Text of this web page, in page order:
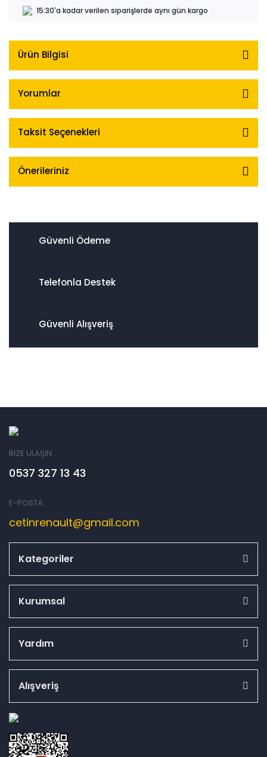
15:30'a kadar verilen siparişlerde aynı gün kargo
Ürün Bilgisi
Yorumlar
Taksit Seçenekleri
Önerileriniz
Güvenli Ödeme
Telefonla Destek
Güvenli Alışveriş
BİZE ULAŞIN
0537 327 13 43
E-POSTA
cetinrenault@gmail.com
Kategoriler
Kurumsal
Yardım
Alışveriş